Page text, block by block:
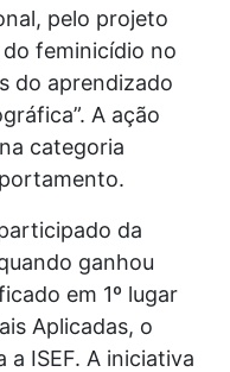
pelo projeto
feminicídio no
do aprendizado
A ação
categoria
da
ganhou
em 1º lugar
Aplicadas, o
a ISEF. A iniciativa